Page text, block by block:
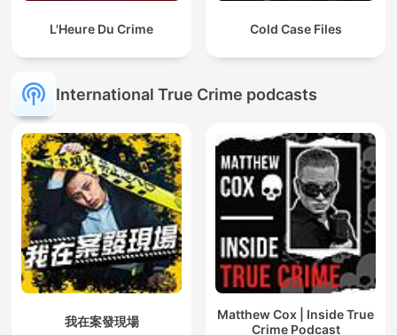
L'Heure Du Crime Cold Case Files
International True Crime podcasts
我在案發現場
Matthew Cox | Inside True
Crime Podcast